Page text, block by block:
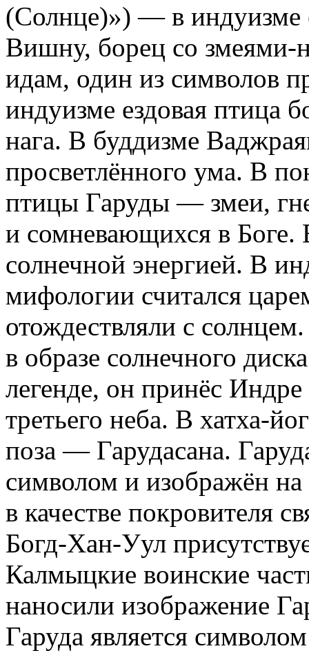
(Солнце)») — в индуизме
Вишну, борец со
идам, один из символов
индуизме ездовая птица
нага. В буддизме
просветлённого ума. В
птицы Гаруды — змеи,
и сомневающихся в Боге.
солнечной энергией. В
мифологии считался
отождествляли с
в образе солнечного
легенде, он принёс
третьего неба. В хатха-
поза — Гарудасана.
символом и изображён
в качестве покровителя
Богд-Хан-Уул
Калмыцкие воинские
наносили изображение
Гаруда является